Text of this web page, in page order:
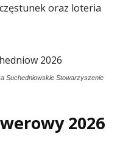
oraz loteria
Suchedniowskie Stowarzyszenie
2026